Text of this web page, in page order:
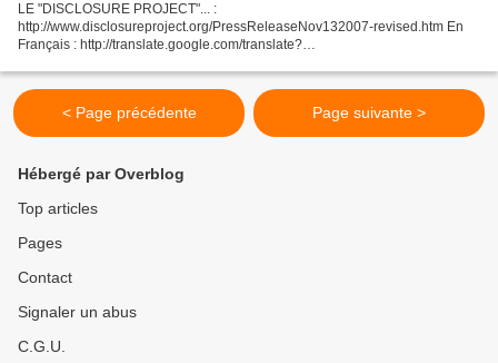
LE "DISCLOSURE PROJECT"... :
http://www.disclosureproject.org/PressReleaseNov132007-revised.htm En
Français : http://translate.google.com/translate?
v132007-revised.htm&langpair=en%7Cfr&hl=...
< Page précédente Page suivante >
Hébergé par Overblog
Top articles
Pages
Contact
Signaler un abus
C.G.U.